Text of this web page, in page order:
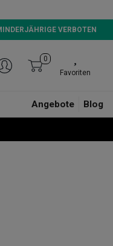
VERBOTEN
0
Favoriten
Angebote Blog